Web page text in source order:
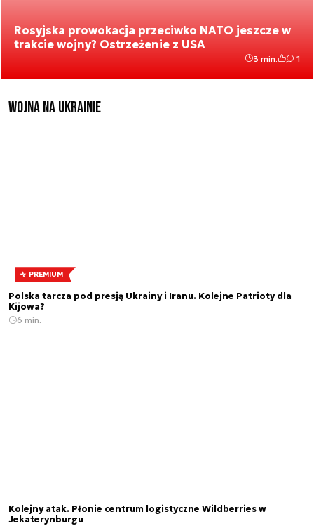
Rosyjska prowokacja przeciwko NATO jeszcze w
trakcie wojny? Ostrzeżenie z USA
3 min. 1
Wojna na Ukrainie
PREMIUM
Polska tarcza pod presją Ukrainy i Iranu. Kolejne Patrioty dla
Kijowa?
6 min.
Kolejny atak. Płonie centrum logistyczne Wildberries w
Jekaterynburgu